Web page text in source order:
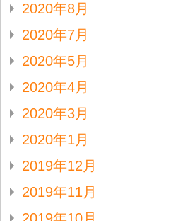
2020年8月
2020年7月
2020年5月
2020年4月
2020年3月
2020年1月
2019年12月
2019年11月